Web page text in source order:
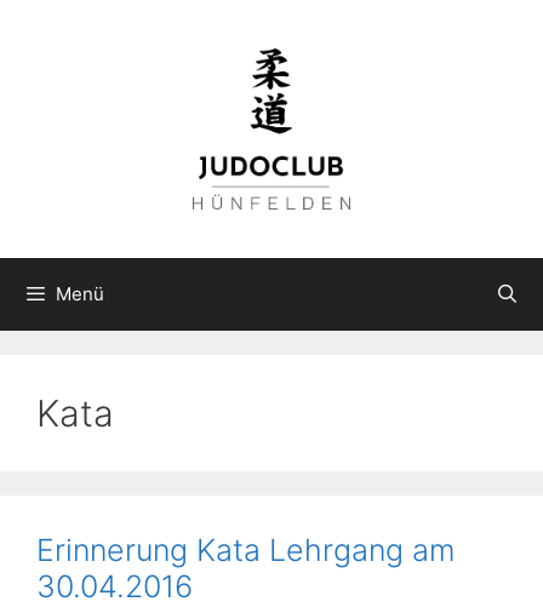
Menü
Kata
Erinnerung Kata Lehrgang am
30.04.2016